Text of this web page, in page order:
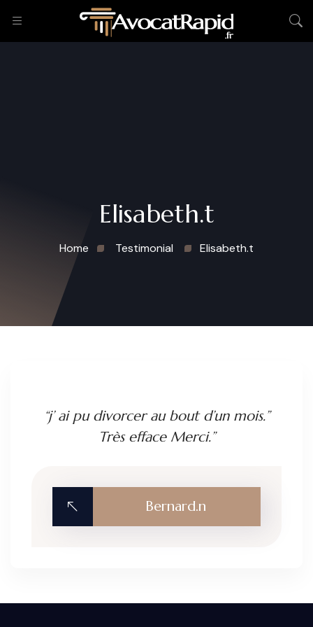
Elisabeth.t
Home Testimonial Elisabeth.t
“j’ ai pu divorcer au bout d’un mois.”
Très efface Merci.”
Bernard.n